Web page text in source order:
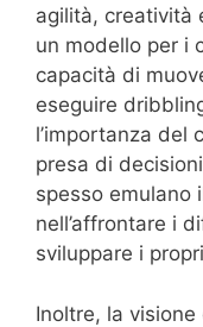
agilità, creatività
un modello per i
capacità di
eseguire
l’importanza del
presa di
spesso emulano
nell’affrontare i
sviluppare i
Inoltre, la